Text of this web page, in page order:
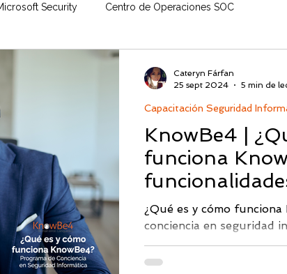
Security Centro de Operaciones SOC
Ciberseguridad
DarkWeb PICUS Ciberseguridad & IA
AI Picus BAS CISO Proficio
KnowBe4 |
funciona
¿Qué es y cómo
conciencia en seguridad
los conocimientos a los
Capacitación Seguridad
Cateryn Fárfan
25 sept 2024
5 min de